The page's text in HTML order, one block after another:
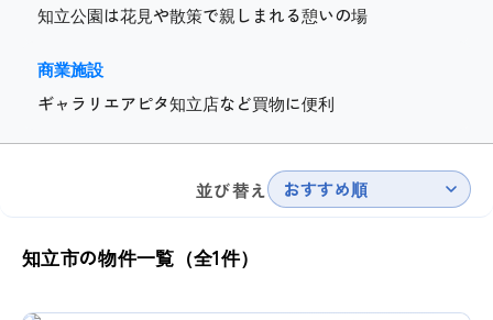
知立公園は花見や散策で親しまれる憩いの場
商業施設
ギャラリエアピタ知立店など買物に便利
並び替え おすすめ順
知立市の物件一覧（全1件）